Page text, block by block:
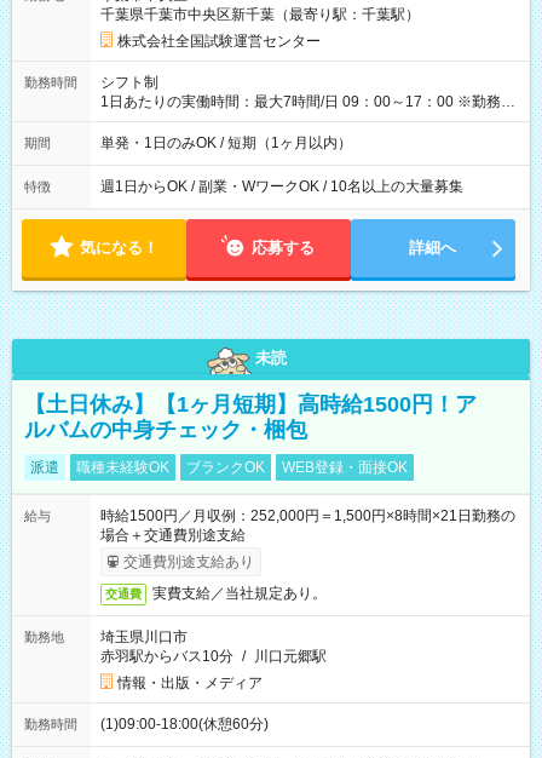
×8時間＝日収10,400円＋交通費 ※当日の役割により時給＋100
円の場合あり ・国家試験 7:00～13:30（休憩なし） 時給1,300
円（役割手当＋100円）×6時間＝日収8,400円＋交通費 【試用期
間】試用期間なし
千葉県千葉市中央区新千葉（最寄り駅：千葉駅）
株式会社全国試験運営センター
勤務時間
シフト制
1日あたりの実働時間：最大7時間/日 09：00～17：00 ※勤務時
間は 試験により異なります。
期間 単発・1日のみOK / 短期（1ヶ月以内）
特徴 週1日からOK / 副業・WワークOK / 10名以上の大量募集
気になる！ 応募する 詳細へ
未読
【土日休み】【1ヶ月短期】高時給1500円！ア
ルバムの中身チェック・梱包
派遣 職種未経験OK ブランクOK WEB登録・面接OK
給与
時給1500円／月収例：252,000円＝1,500円×8時間×21日勤務の
場合＋交通費別途支給
交通費別途支給あり
交通費 実費支給／当社規定あり。
勤務地
埼玉県川口市
赤羽駅からバス10分 / 川口元郷駅
情報・出版・メディア
勤務時間 (1)09:00-18:00(休憩60分)